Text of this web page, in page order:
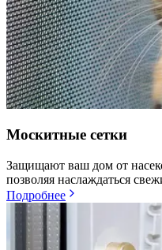
Москитные сетки
Защищают ваш дом от
позволяя наслаждаться
Подробнее